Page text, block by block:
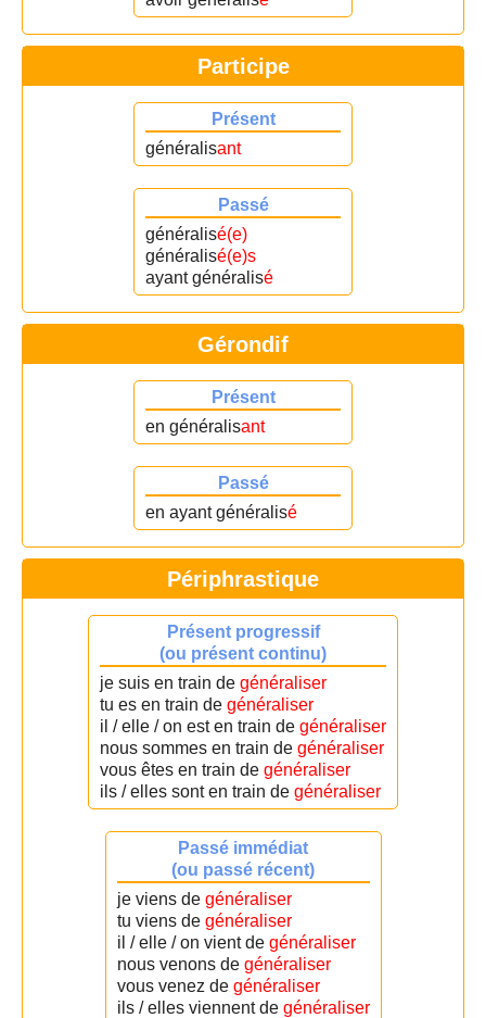
Participe
Présent
généralisant
Passé
généralisé(e)
généralisé(e)s
ayant généralisé
Gérondif
Présent
en généralisant
Passé
en ayant généralisé
Périphrastique
Présent progressif
(ou présent continu)
je suis en train de généraliser
tu es en train de généraliser
il / elle / on est en train de généraliser
nous sommes en train de généraliser
vous êtes en train de généraliser
ils / elles sont en train de généraliser
Passé immédiat
(ou passé récent)
je viens de généraliser
tu viens de généraliser
il / elle / on vient de généraliser
nous venons de généraliser
vous venez de généraliser
ils / elles viennent de généraliser